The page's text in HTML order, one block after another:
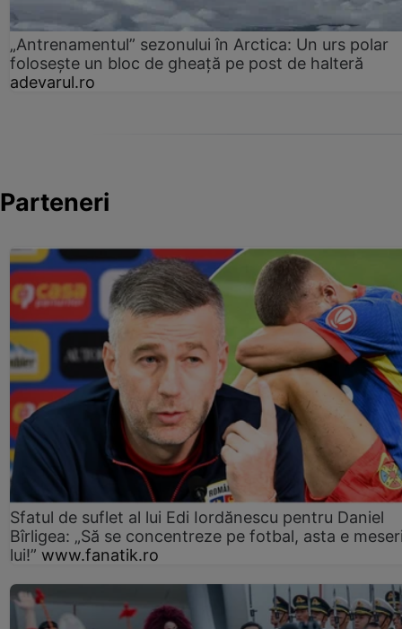
„Antrenamentul” sezonului în Arctica: Un urs polar
folosește un bloc de gheață pe post de halteră
adevarul.ro
Parteneri
Sfatul de suflet al lui Edi Iordănescu pentru Daniel
Bîrligea: „Să se concentreze pe fotbal, asta e
lui!” www.fanatik.ro